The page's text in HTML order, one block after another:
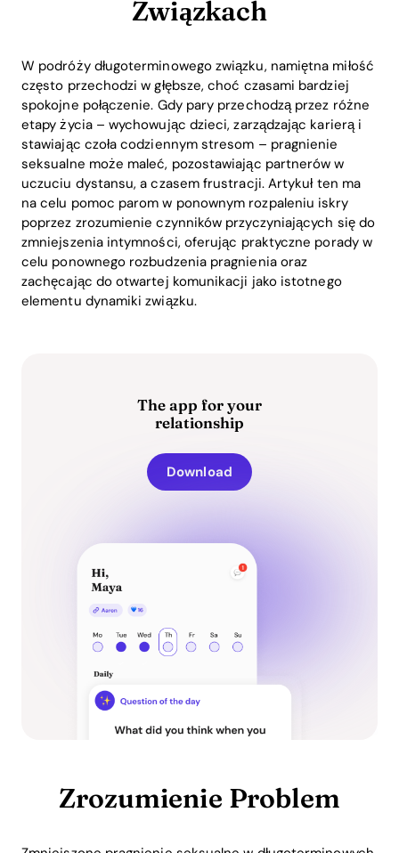
Związkach
W podróży długoterminowego związku, namiętna miłość
często przechodzi w głębsze, choć czasami bardziej
spokojne połączenie. Gdy pary przechodzą przez różne
etapy życia – wychowując dzieci, zarządzając karierą i
stawiając czoła codziennym stresom – pragnienie
seksualne może maleć, pozostawiając partnerów w
uczuciu dystansu, a czasem frustracji. Artykuł ten ma
na celu pomoc parom w ponownym rozpaleniu iskry
poprzez zrozumienie czynników przyczyniających się do
zmniejszenia intymności, oferując praktyczne porady w
celu ponownego rozbudzenia pragnienia oraz
zachęcając do otwartej komunikacji jako istotnego
elementu dynamiki związku.
The app for your
relationship
Download
Zrozumienie Problem